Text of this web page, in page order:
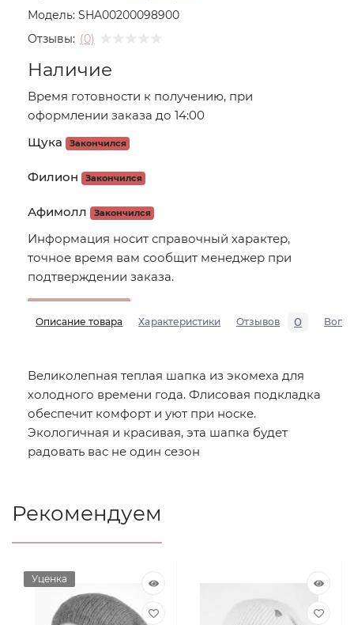
Модель: SHA00200098900
Отзывы: (0)
Наличие
Время готовности к получению, при
оформлении заказа до 14:00
Щука
Закончился
Филион Закончился
Афимолл Закончился
Информация носит справочный характер,
точное время вам сообщит менеджер при
подтверждении заказа.
Описание товара Характеристики Отзывов 0
Великолепная теплая шапка из экомеха для
холодного времени года. Флисовая подкладка
обеспечит комфорт и уют при носке.
Экологичная и красивая, эта шапка будет
радовать вас не один сезон
Рекомендуем
Уценка